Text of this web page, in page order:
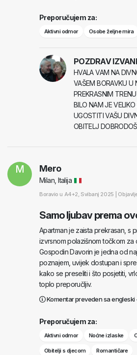
Preporučujem za:
Aktivni odmor Osobe željne mira
POZDRAV
HVALA VAM NA
VAŠEM BORAVKU U
PREKRASNIM
BILO NAM JE
UGOSTITI VAŠU
OBITELJ
M Mero
Milan, Italija
Boravio u A4+2, Svibanj 2025 |
Samo ljubav prema
Apartman je zaista prekrasan, s
izvrsnom polazišnom točkom za
Gospodin Davorin je jedna od
poznajem, uvijek dostupan i
kako se preseliti i što posjetiti,
toplo preporučljiv.
Komentar preveden sa engleski
Preporučujem za:
Aktivni odmor Noćne izlaske
Obitelji s djecom Romantičare